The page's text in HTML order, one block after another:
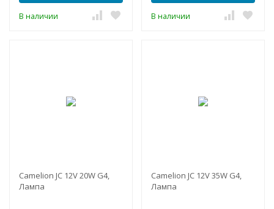
В наличии В наличии
Camelion JC 12V 20W G4,
Лампа
Camelion JC 12V 35W G4,
Лампа